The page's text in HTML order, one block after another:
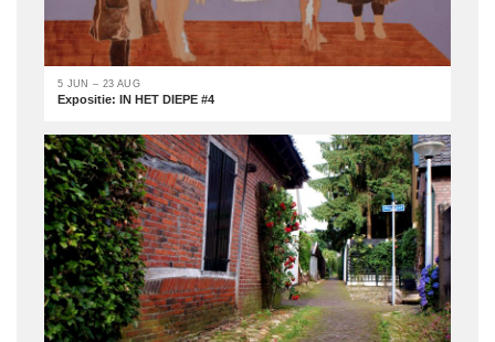
5 JUN – 23 AUG
Expositie: IN HET DIEPE #4